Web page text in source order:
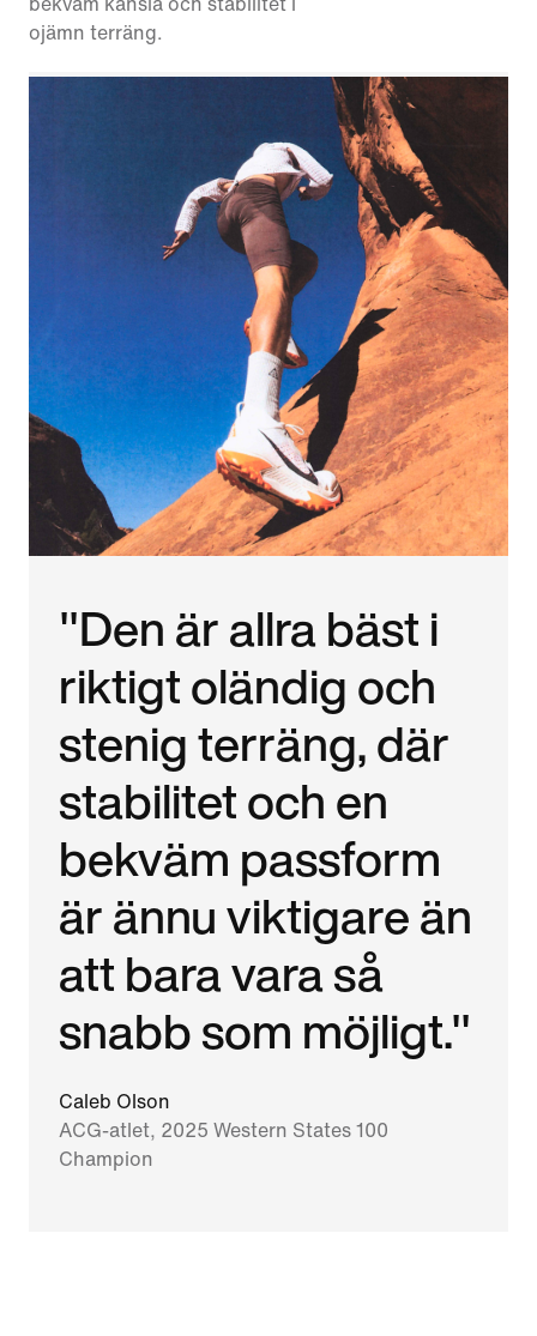
bekväm känsla och stabilitet i
ojämn terräng.
"Den är allra bäst i
riktigt oländig och
stenig terräng, där
stabilitet och en
bekväm passform
är ännu viktigare än
att bara vara så
snabb som möjligt."
Caleb Olson
ACG-atlet, 2025 Western States 100
Champion